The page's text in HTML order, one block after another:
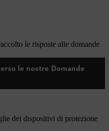
le risposte alle domande
le nostre Domande
dei dispositivi di protezione